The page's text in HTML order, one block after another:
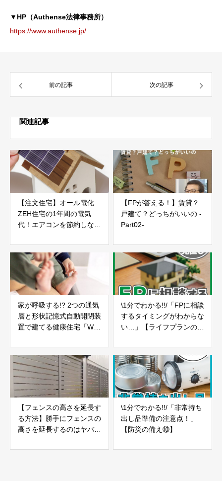
▼HP（Authense法律事務所）
https://www.authense.jp/
前の記事 次の記事
関連記事
【注文住宅】オール電化
ZEH住宅の1年間の電気
代！エアコンを節約しなく
【ローコスト新築戸建て】
【FPが答える！】賃貸？
戸建て？どっちがいいの -
Part02-
家が呼吸する!? 2つの通気
層と形状記憶式自動開閉装
置で建てる健康住宅「WB
\1分でわかる!!/「FPに相談
するタイミングがわからな
い…」【ライフプランの見
【フェンスの高さを延長す
る方法】勝手にフェンスの
高さを延長するのはヤバす
す。
\1分でわかる!!/「非常持ち
出し品準備の注意点！」
【防災の備え⑩】